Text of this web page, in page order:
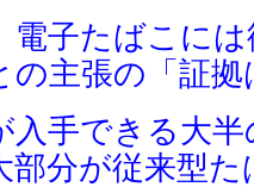
電子たばこに
の主張の「証
入手できる大
部分が従来型